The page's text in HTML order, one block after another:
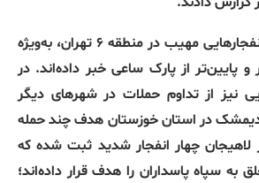
منابع محلی از وقوع انفجارهایی مهیب در منطقه ۶ تهران، به‌ویژه
و پایین‌تر از پارک ساعی خبر داده‌اند. در
نیز از تداوم حملات در شهرهای دیگر
در استان خوزستان هدف چند حمله
لاهیجان چهار انفجار شدید ثبت شده که
به سپاه پاسداران را هدف قرار داده‌اند؛